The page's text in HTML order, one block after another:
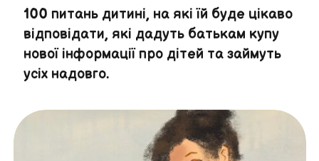
100 питань дитині, на які їй буде цікаво
відповідати, які дадуть батькам купу
нової інформації про дітей та займуть
усіх надовго.